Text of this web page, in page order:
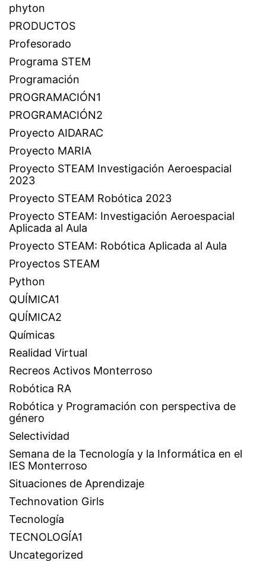
phyton
PRODUCTOS
Profesorado
Programa STEM
Programación
PROGRAMACIÓN1
PROGRAMACIÓN2
Proyecto AIDARAC
Proyecto MARIA
Proyecto STEAM Investigación Aeroespacial
2023
Proyecto STEAM Robótica 2023
Proyecto STEAM: Investigación Aeroespacial
Aplicada al Aula
Proyecto STEAM: Robótica Aplicada al Aula
Proyectos STEAM
Python
QUÍMICA1
QUÍMICA2
Químicas
Realidad Virtual
Recreos Activos Monterroso
Robótica RA
Robótica y Programación con perspectiva de
género
Selectividad
Semana de la Tecnología y la Informática en el
IES Monterroso
Situaciones de Aprendizaje
Technovation Girls
Tecnología
TECNOLOGÍA1
Uncategorized